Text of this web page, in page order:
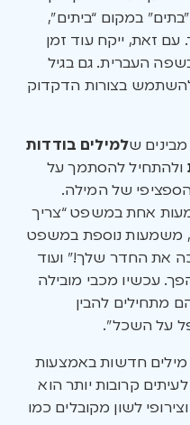
במקום “ביתים”,
עם זאת, ייקח עוד זמן
העברית. גם בגיל
בצורות הדקדוק
מבינים שלמילים בודדות
ולהתחיל להסתמך על
של המילה.
אחת במשפט “צריך
משמעות נוספת במשפט
את החדר שלך!” ועוד
עכשיו מכבי מובילה
מתחילים להבין
על השכל”.
מילים חדשות באמצעות
קרובות יותר הוא
לשון מקובלים כמו